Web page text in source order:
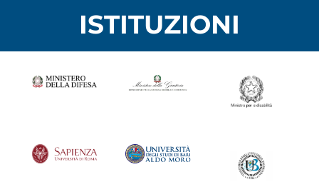
ISTITUZIONI